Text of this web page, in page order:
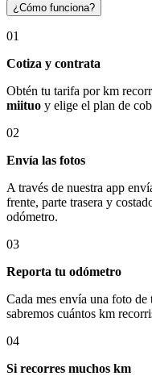
¿Cómo funciona?
01
Cotiza y contrata
Obtén tu tarifa por km
miituo y elige el plan de
02
Envía las fotos
A través de nuestra app
frente, parte trasera y
odómetro.
03
Reporta tu odómetro
Cada mes envía una foto
sabremos cuántos km
04
Si recorres muchos km